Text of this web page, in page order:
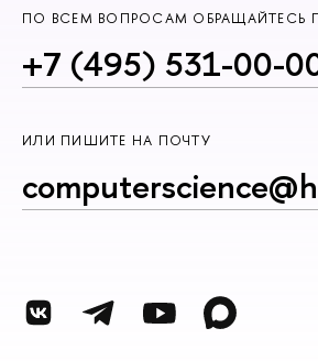
ПО ВСЕМ ВОПРОСАМ ОБРАЩАЙТЕСЬ
+7 (495) 531-00-
ИЛИ ПИШИТЕ НА ПОЧТУ